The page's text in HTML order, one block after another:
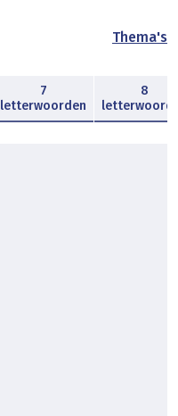
Thema's
7
letterwoorden
8